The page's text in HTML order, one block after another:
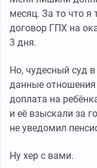
месяц. За то что я
договор ГПХ на
3 дня.
Но, чудесный суд
данные
доплата на
и её взыскали за
не уведомил
Ну хер с вами.